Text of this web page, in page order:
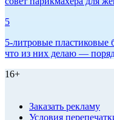
5
5-литровые пластиковые
что из них делаю —
16+
Заказать рекламу
Условия